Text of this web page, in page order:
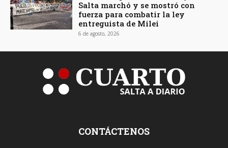
Salta marchó y se mostró con
fuerza para combatir la ley
entreguista de Milei
6 de agosto, 2026
CONTÁCTENOS